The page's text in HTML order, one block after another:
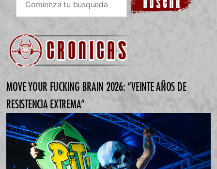
MOVE YOUR FUCKING BRAIN 2026: “VEINTE AÑOS DE
RESISTENCIA EXTREMA”